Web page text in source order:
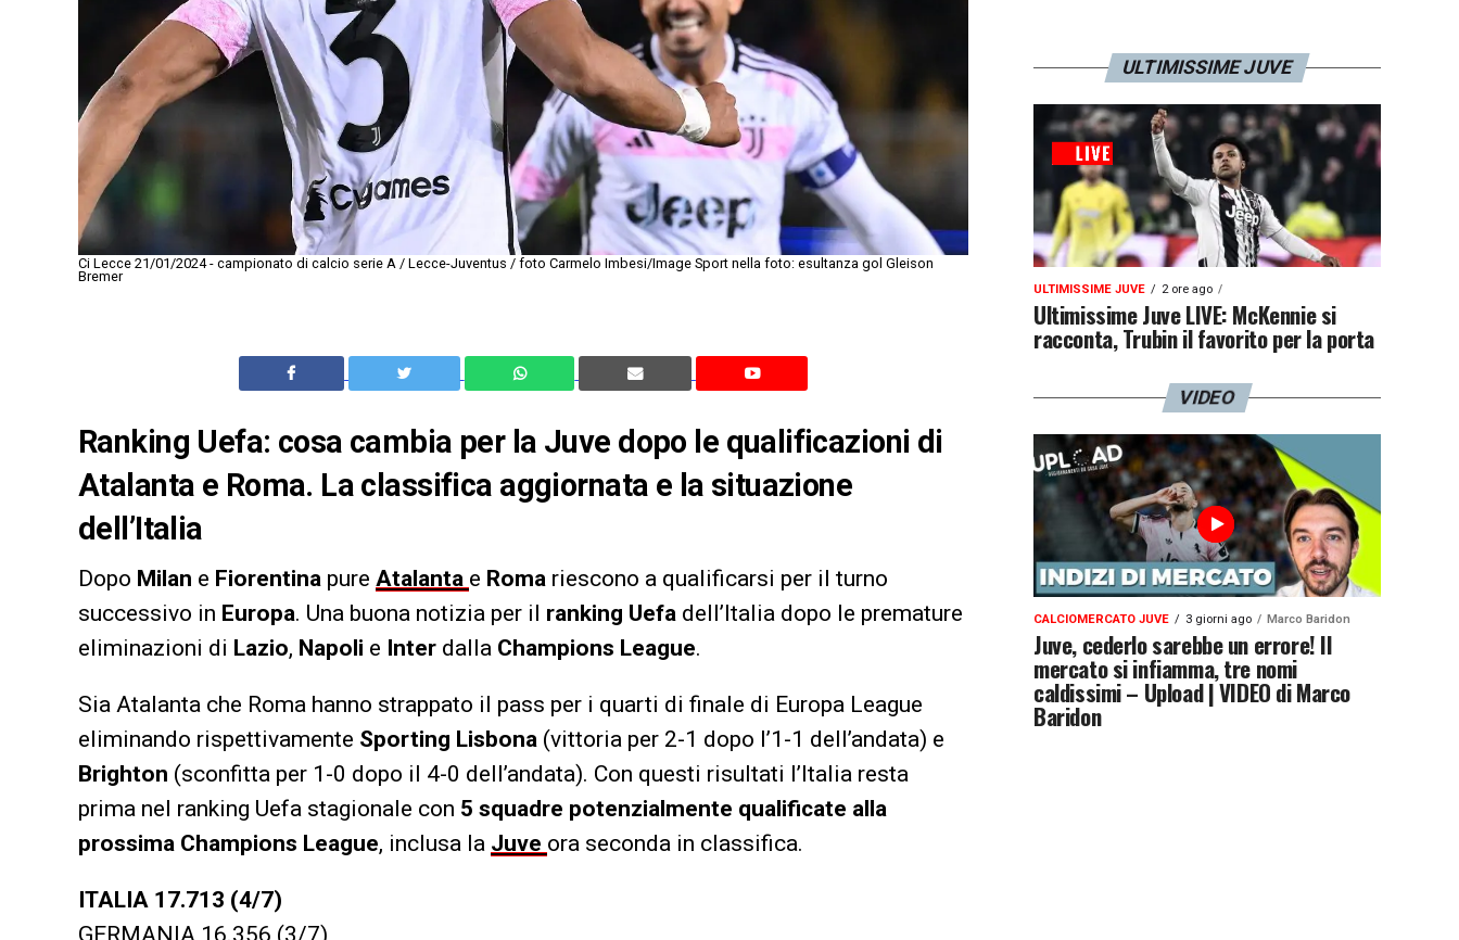
Ci Lecce 21/01/2024 - campionato di calcio serie A / Lecce-Juventus / foto Carmelo Imbesi/Image Sport nella foto: esultanza gol Gleison
Bremer
Ranking Uefa: cosa cambia per la Juve dopo le qualificazioni di
Atalanta e Roma. La classifica aggiornata e la situazione
dell’Italia
Dopo Milan e Fiorentina pure Atalanta e Roma riescono a qualificarsi per il turno
successivo in Europa. Una buona notizia per il ranking Uefa dell’Italia dopo le premature
eliminazioni di Lazio, Napoli e Inter dalla Champions League.
Sia Atalanta che Roma hanno strappato il pass per i quarti di finale di Europa League
eliminando rispettivamente Sporting Lisbona (vittoria per 2-1 dopo l’1-1 dell’andata) e
Brighton (sconfitta per 1-0 dopo il 4-0 dell’andata). Con questi risultati l’Italia resta
prima nel ranking Uefa stagionale con 5 squadre potenzialmente qualificate alla
prossima Champions League, inclusa la Juve ora seconda in classifica.
ITALIA 17.713 (4/7)
ULTIMISSIME JUVE
ULTIMISSIME JUVE 2 ore ago
Ultimissime Juve LIVE: McKennie si
racconta, Trubin il favorito per la porta
VIDEO
CALCIOMERCATO JUVE 3 giorni ago Marco Baridon
Juve, cederlo sarebbe un errore! Il
mercato si infiamma, tre nomi
caldissimi – Upload | VIDEO di Marco
Baridon